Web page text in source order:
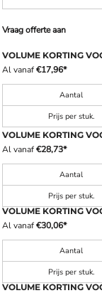
Vraag offerte aan
VOLUME KORTING
Al vanaf€17,96*
Aantal
Prijs per stuk.
VOLUME KORTING
Al vanaf€28,73*
Aantal
Prijs per stuk.
VOLUME KORTING
Al vanaf€30,06*
Aantal
Prijs per stuk.
VOLUME KORTING